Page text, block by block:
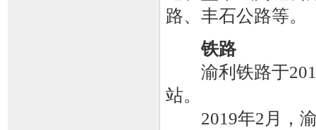
路、丰石公路等。
铁路
渝利铁路于2013
站。
2019年2月，渝